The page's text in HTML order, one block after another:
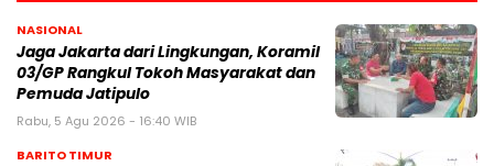
NASIONAL
Jaga Jakarta dari Lingkungan, Koramil
03/GP Rangkul Tokoh Masyarakat dan
Pemuda Jatipulo
Rabu, 5 Agu 2026 - 16:40 WIB
BARITO TIMUR